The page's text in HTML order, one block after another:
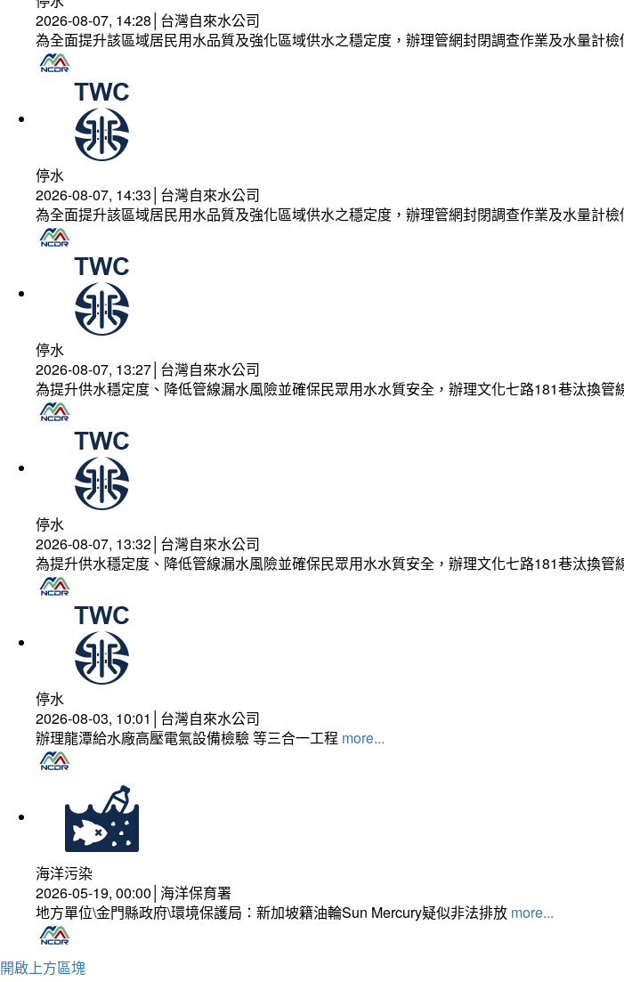
2026-08-07, 14:28│台灣自來水公司
為全面提升該區域居民用水品質及強化區域供水之穩定度，辦理管網封閉調查作業及水量計檢
停水
2026-08-07, 14:33│台灣自來水公司
為全面提升該區域居民用水品質及強化區域供水之穩定度，辦理管網封閉調查作業及水量計檢
停水
2026-08-07, 13:27│台灣自來水公司
為提升供水穩定度、降低管線漏水風險並確保民眾用水水質安全，辦理文化七路181巷汰換
停水
2026-08-07, 13:32│台灣自來水公司
為提升供水穩定度、降低管線漏水風險並確保民眾用水水質安全，辦理文化七路181巷汰換
停水
2026-08-03, 10:01│台灣自來水公司
辦理龍潭給水廠高壓電氣設備檢驗 等三合一工程 more...
海洋污染
2026-05-19, 00:00│海洋保育署
地方單位\金門縣政府\環境保護局：新加坡籍油輪Sun Mercury疑似非法排放 more...
開啟上方區塊